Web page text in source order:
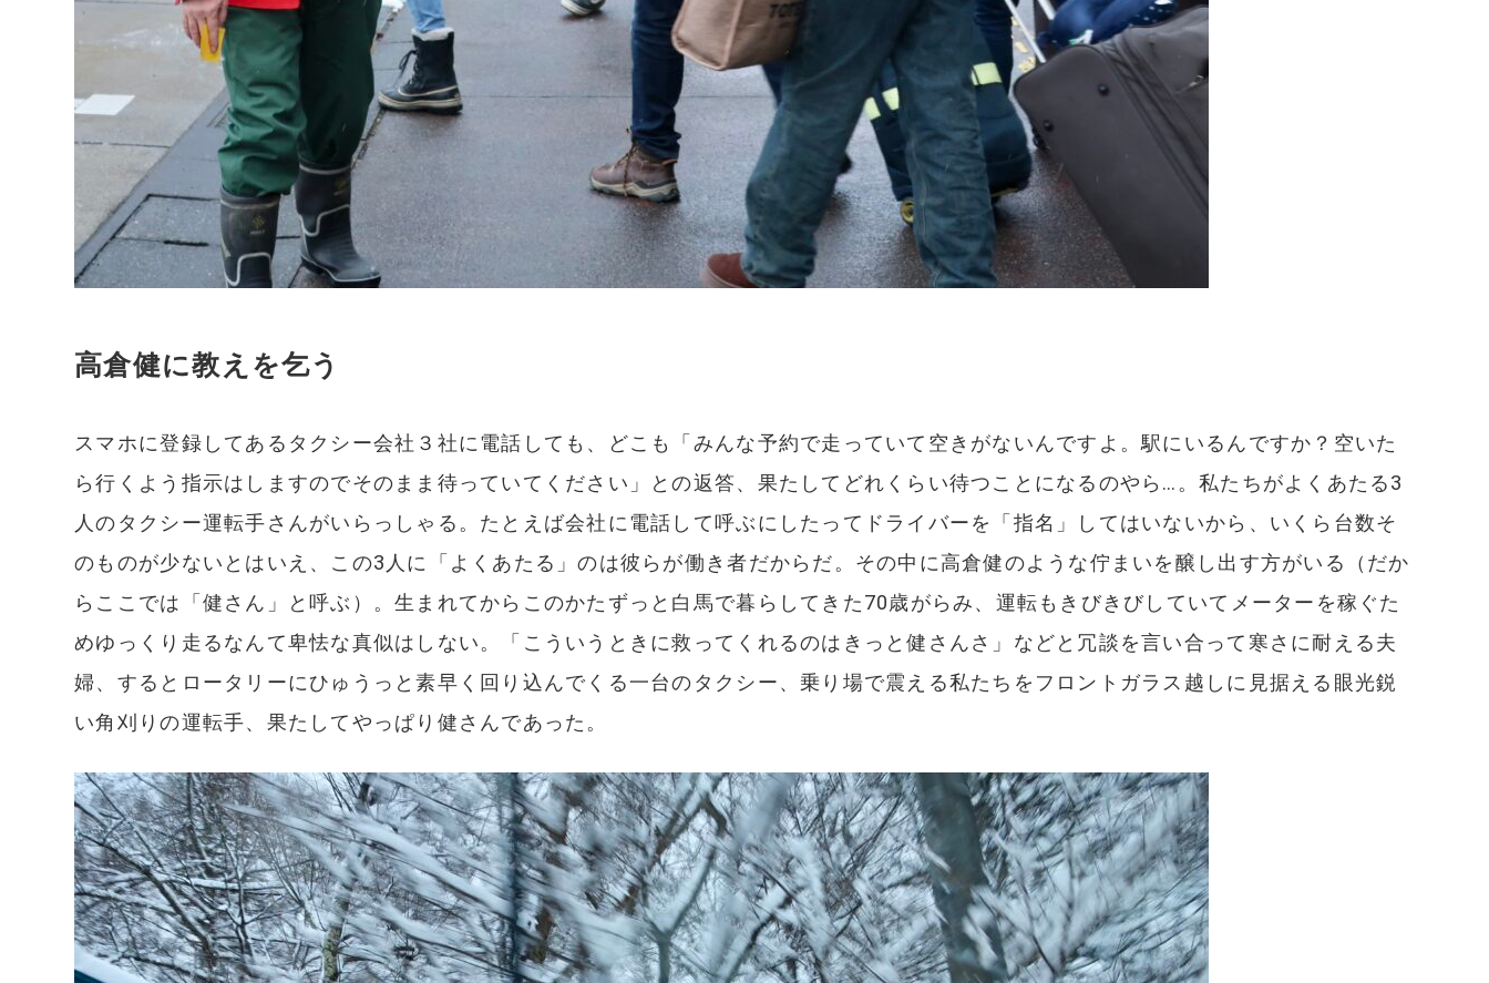
高倉健に教えを乞う
スマホに登録してあるタクシー会社３社に電話しても、どこも「みんな予約で走っていて空きがないんですよ。駅にいるんですか？空いた
ら行くよう指示はしますのでそのまま待っていてください」との返答、果たしてどれくらい待つことになるのやら…。私たちがよくあたる3
人のタクシー運転手さんがいらっしゃる。たとえば会社に電話して呼ぶにしたってドライバーを「指名」してはいないから、いくら台数そ
のものが少ないとはいえ、この3人に「よくあたる」のは彼らが働き者だからだ。その中に高倉健のような佇まいを醸し出す方がいる（だか
らここでは「健さん」と呼ぶ）。生まれてからこのかたずっと白馬で暮らしてきた70歳がらみ、運転もきびきびしていてメーターを稼ぐた
めゆっくり走るなんて卑怯な真似はしない。「こういうときに救ってくれるのはきっと健さんさ」などと冗談を言い合って寒さに耐える夫
婦、するとロータリーにひゅうっと素早く回り込んでくる一台のタクシー、乗り場で震える私たちをフロントガラス越しに見据える眼光鋭
い角刈りの運転手、果たしてやっぱり健さんであった。